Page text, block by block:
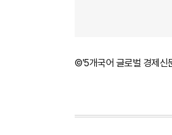
©'5개국어 글로벌 경제신